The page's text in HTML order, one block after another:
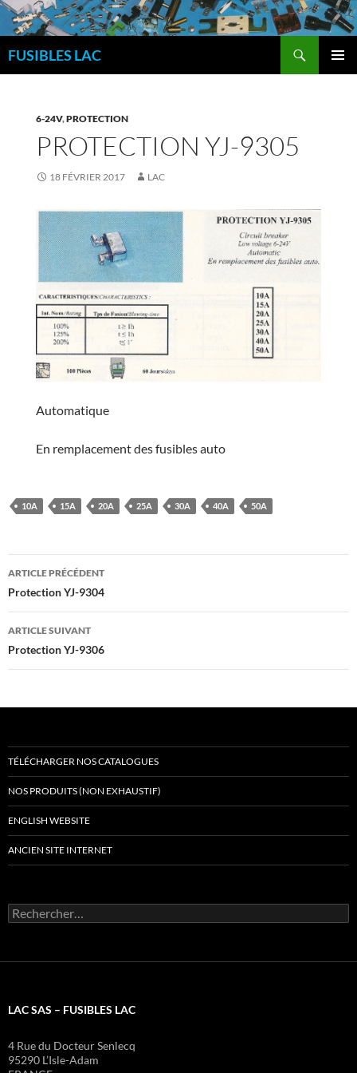
Aller
au
contenu
FUSIBLES LAC
6-24V,PROTECTION
PROTECTION YJ-9305
18 FÉVRIER 2017 LAC
Automatique
En remplacement des fusibles auto
10A 15A 20A 25A 30A 40A 50A
Navigation
des
articles
ARTICLE PRÉCÉDENT
Protection YJ-9304
ARTICLE SUIVANT
Protection YJ-9306
TÉLÉCHARGER NOS CATALOGUES
NOS PRODUITS (NON EXHAUSTIF)
ENGLISH WEBSITE
ANCIEN SITE INTERNET
Rechercher :
LAC SAS – FUSIBLES LAC
4 Rue du Docteur Senlecq
95290 L’Isle-Adam